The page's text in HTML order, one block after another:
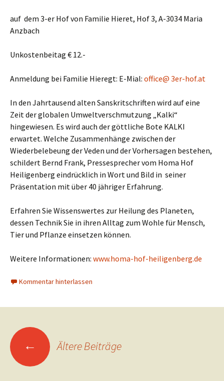
auf dem 3-er Hof von Familie Hieret, Hof 3, A-3034 Maria
Anzbach
Unkostenbeitag € 12.-
Anmeldung bei Familie Hieregt: E-Mial: office@ 3er-hof.at
In den Jahrtausend alten Sanskritschriften wird auf eine
Zeit der globalen Umweltverschmutzung „Kalki“
hingewiesen. Es wird auch der göttliche Bote KALKI
erwartet. Welche Zusammenhänge zwischen der
Wiederbelebeung der Veden und der Vorhersagen bestehen,
schildert Bernd Frank, Pressesprecher vom Homa Hof
Heiligenberg eindrücklich in Wort und Bild in seiner
Präsentation mit über 40 jähriger Erfahrung.
Erfahren Sie Wissenswertes zur Heilung des Planeten,
dessen Technik Sie in ihren Alltag zum Wohle für Mensch,
Tier und Pflanze einsetzen können.
Weitere Informationen: www.homa-hof-heiligenberg.de
Kommentar hinterlassen
Beitragsnavigation
← Ältere Beiträge